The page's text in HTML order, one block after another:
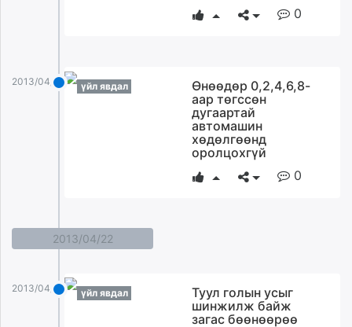
0
2013/04/25 үйл явдал
Өнөөдөр 0,2,4,6,8-
аар төгссөн
дугаартай
автомашин
хөдөлгөөнд
оролцoхгүй
0
2013/04/22
2013/04/22 үйл явдал
Туул голын усыг
шинжилж байж
загас бөөнөөрөө